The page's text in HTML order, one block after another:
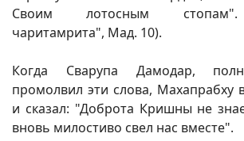
Своим лотосным стопам".
чаритамрита", Мад. 10).
Когда Сварупа Дамодар,
промолвил эти слова, Махапрабху
и сказал: "Доброта Кришны не
вновь милостиво свел нас вместе".